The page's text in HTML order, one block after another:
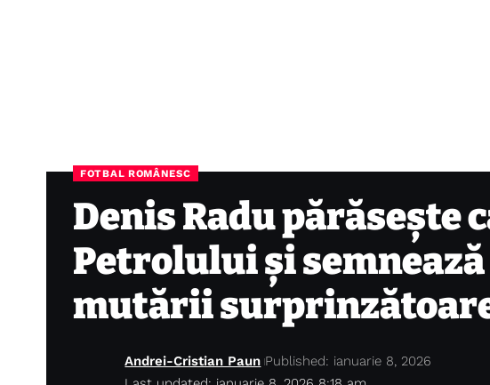
FOTBAL ROMÂNESC
Denis Radu părăsește
Petrolului și
mutării
Andrei-Cristian Paun Published: ianuarie 8, 2026